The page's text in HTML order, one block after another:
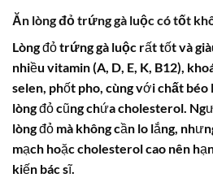
Ăn lòng đỏ trứng gà luộc có tốt
Lòng đỏtrứng gà luộc rất tốt và
nhiều vitamin (A, D, E, K, B12),
selen, phốt pho, cùng vớichất béo
lòng đỏ cũng chứa cholesterol.
lòng đỏ mà không cần lo lắng,
mạch hoặccholesterolcao nên
kiến bác sĩ.